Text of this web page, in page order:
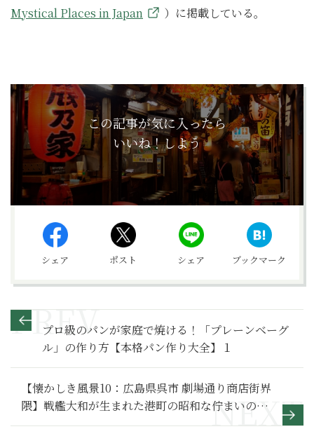
Mystical Places in Japan
）に掲載している。
この記事が気に入ったら
いいね！しよう
シェア ポスト シェア ブックマーク
プロ級のパンが家庭で焼ける！「プレーンベーグ
ル」の作り方【本格パン作り大全】１
【懐かしき風景10：広島県呉市 劇場通り商店街界
隈】戦艦大和が生まれた港町の昭和な佇まいの商
店街